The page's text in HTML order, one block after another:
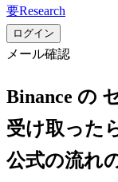
要Research
ログイン
メール確認
Binance の
受け取った
公式の流れ